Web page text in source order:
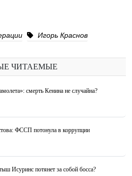
Игорь Краснов
ЧИТАЕМЫЕ
смерть Кенина не случайна?
ФССП потонула в коррупции
Исуринс потянет за собой босса?